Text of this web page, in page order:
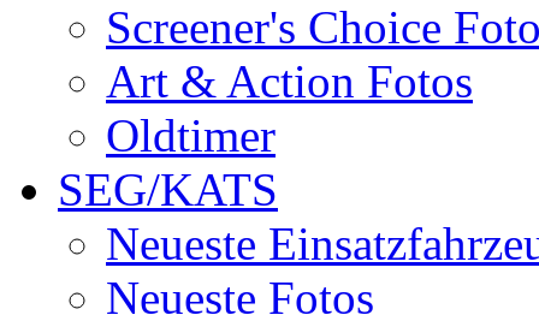
Screener's Choice
Art & Action Fotos
Oldtimer
SEG/KATS
Neueste
Neueste Fotos